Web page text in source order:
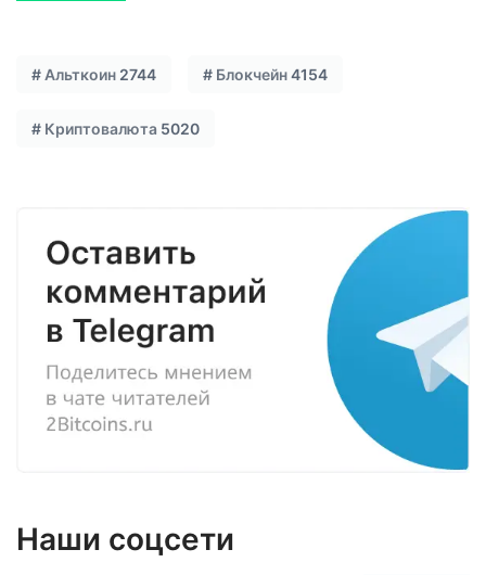
# Альткоин 2744 # Блокчейн4154
# Криптовалюта 5020
Наши соцсети